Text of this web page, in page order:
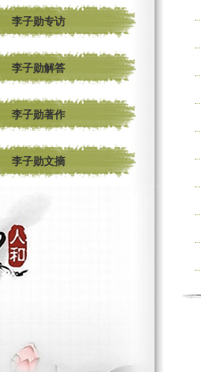
李子勋专访
李子勋解答
李子勋著作
李子勋文摘